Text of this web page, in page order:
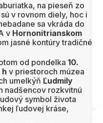
na pieseň zo
v rovnom diely, hoc i
sa vkráda do
v Hornonitrianskom
jasné kontúry tradičné
od pondelka 10.
h v priestoroch múzea
umelkýň Ľudmily
nadšencov rozkvitnú
symbol života
ľudovej kráse,